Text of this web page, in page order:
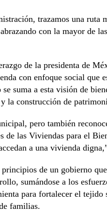
trazamos una ruta
con la mayor de
de la presidenta de
con enfoque social que
suma a esta visión de
la construcción de
pero también
de las Viviendas para el
a una vivienda
de un gobierno
sumándose a los
para fortalecer el
familias.